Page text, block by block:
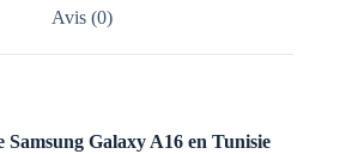
Avis (0)
Samsung Galaxy A16 en Tunisie